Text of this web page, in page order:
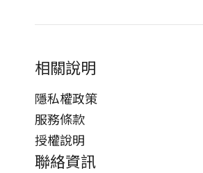
相關說明
隱私權政策
服務條款
授權說明
聯絡資訊